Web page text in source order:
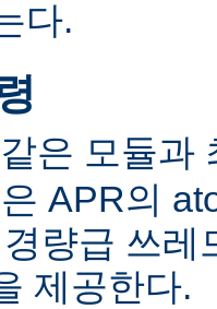
다.
같은 모듈과
APR의
량급 쓰레
제공한다.